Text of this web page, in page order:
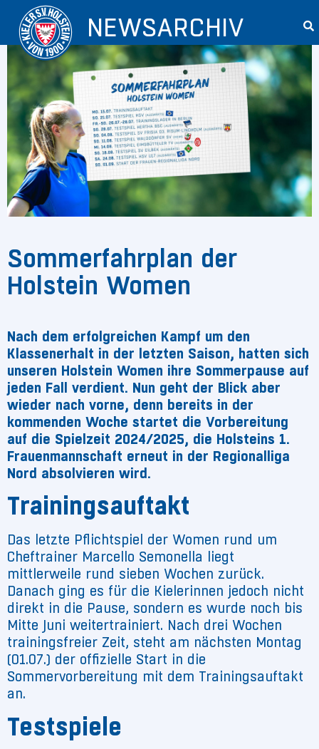
NEWSARCHIV
Sommerfahrplan der
Holstein Women
Nach dem erfolgreichen Kampf um den
Klassenerhalt in der letzten Saison, hatten sich
unseren Holstein Women ihre Sommerpause auf
jeden Fall verdient. Nun geht der Blick aber
wieder nach vorne, denn bereits in der
kommenden Woche startet die Vorbereitung
auf die Spielzeit 2024/2025, die Holsteins 1.
Frauenmannschaft erneut in der Regionalliga
Nord absolvieren wird.
Trainingsauftakt
Das letzte Pflichtspiel der Women rund um
Cheftrainer Marcello Semonella liegt
mittlerweile rund sieben Wochen zurück.
Danach ging es für die Kielerinnen jedoch nicht
direkt in die Pause, sondern es wurde noch bis
Mitte Juni weitertrainiert. Nach drei Wochen
trainingsfreier Zeit, steht am nächsten Montag
(01.07.) der offizielle Start in die
Sommervorbereitung mit dem Trainingsauftakt
an.
Testspiele